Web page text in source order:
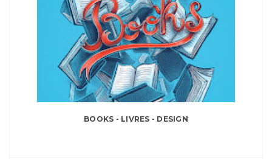
BOOKS - LIVRES - DESIGN